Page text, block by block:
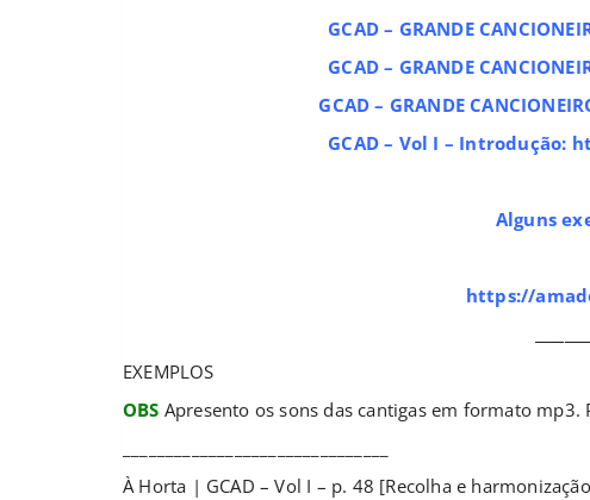
GCAD – GRANDE CANCIONEIRO DO
GCAD – GRANDE CANCIONEIRO DO
GCAD – GRANDE
GCAD – Vol I – Introdução:
Alguns
https://
EXEMPLOS
OBS Apresento os sons das cantigas em formato
À Horta | GCAD – Vol I – p. 48 [Recolha e